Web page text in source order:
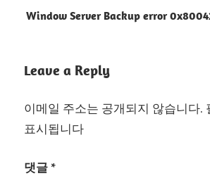
색
Window Server Backup error
Leave a Reply
이메일 주소는 공개되지 않습니다.
표시됩니다
댓글*